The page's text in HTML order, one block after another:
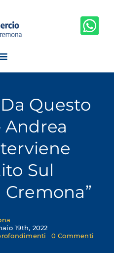
Questo
Andrea
Sul
19th, 2022
0 Commenti